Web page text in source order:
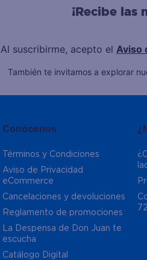
¡Recibe
Al suscribirme, acepto el Aviso
También te invitamos a explorar
Conócenos
Términos y Condiciones
Aviso de Privacidad
eCommerce
Cancelaciones y devoluciones
Reglamento de promociones
La Despensa de Don Juan te
escucha
Catálogo Digital